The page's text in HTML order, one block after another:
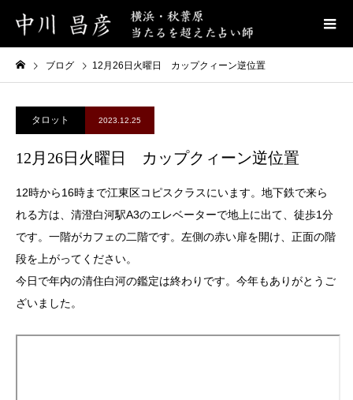
ブログ 12月26日火曜日 カップクィーン逆位置
タロット 2023.12.25
12月26日火曜日 カップクィーン逆位置
12時から16時まで江東区コピスクラスにいます。地下鉄で来ら
れる方は、清澄白河駅A3のエレベーターで地上に出て、徒歩1分
です。一階がカフェの二階です。左側の赤い扉を開け、正面の階
段を上がってください。
今日で年内の清住白河の鑑定は終わりです。今年もありがとうご
ざいました。